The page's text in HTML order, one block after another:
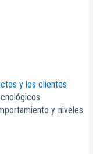
y los clientes
y niveles